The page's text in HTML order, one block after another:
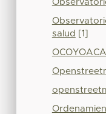
salud [1]